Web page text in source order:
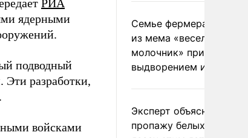
РИА
ядерными
подводный
Эти разработки,
войсками
Семье фермера
из мема «веселый
молочник» пригрозили
выдворением из
Эксперт объяснил
пропажу белых грибов